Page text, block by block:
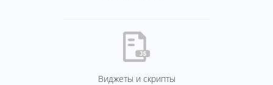
Виджеты и скрипты